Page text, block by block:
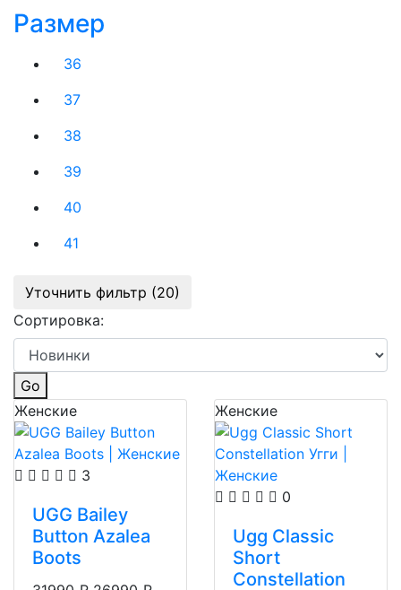
Размер
36
37
38
39
40
41
Уточнить фильтр (20)
Сортировка:
Go
Женские
3
UGG Bailey
Button Azalea
Boots
Женские
0
Ugg Classic
Short
Constellation